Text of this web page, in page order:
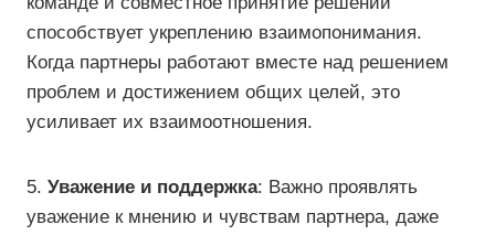
способствует укреплению взаимопонимания.
Когда партнеры работают вместе над решением
проблем и достижением общих целей, это
усиливает их взаимоотношения.
5. Уважение и поддержка: Важно проявлять
уважение к мнению и чувствам партнера, даже